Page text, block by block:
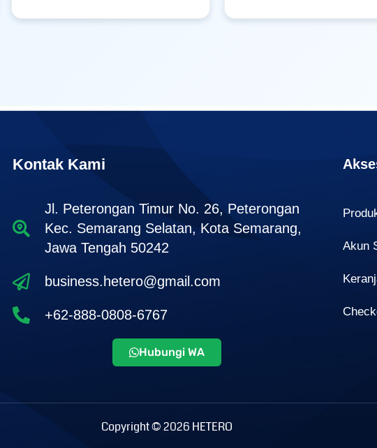
Kontak Kami
Jl. Peterongan Timur No. 26, Peterongan
Kec. Semarang Selatan, Kota Semarang,
Jawa Tengah 50242
business.hetero@gmail.com
+62-888-0808-6767
Hubungi WA
Akun
Copyright © 2026 HETERO